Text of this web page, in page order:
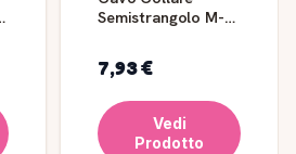
Semistrangolo M-L
Salvia/Sabbia
TRIXIE
7,93 €
Vedi
Prodotto